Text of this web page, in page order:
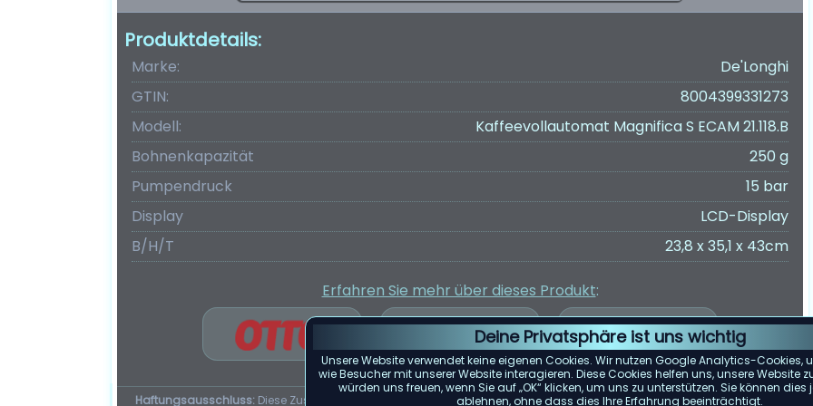
Deine Privatsphäre ist uns wichtig
Unsere Website verwendet keine eigenen Cookies. Wir nutzen Google Analytics-Cookies,
wie Besucher mit unserer Website interagieren. Diese Cookies helfen uns, unsere Website
würden uns freuen, wenn Sie auf „OK“ klicken, um uns zu unterstützen. Sie können
ablehnen, ohne dass dies Ihre Erfahrung beeinträchtigt.
Produktdetails:
Marke:
De'Longhi
GTIN:
8004399331273
Modell:
Kaffeevollautomat Magnifica S ECAM 21.118.B
Bohnenkapazität
250 g
Pumpendruck
15 bar
Display
LCD-Display
B/H/T
23,8 x 35,1 x 43cm
Erfahren Sie mehr über dieses Produkt:
Haftungsausschluss:Diese Zusammenfassung der Kundenbewertungen wurde auf Grundlage von Bewertungen von